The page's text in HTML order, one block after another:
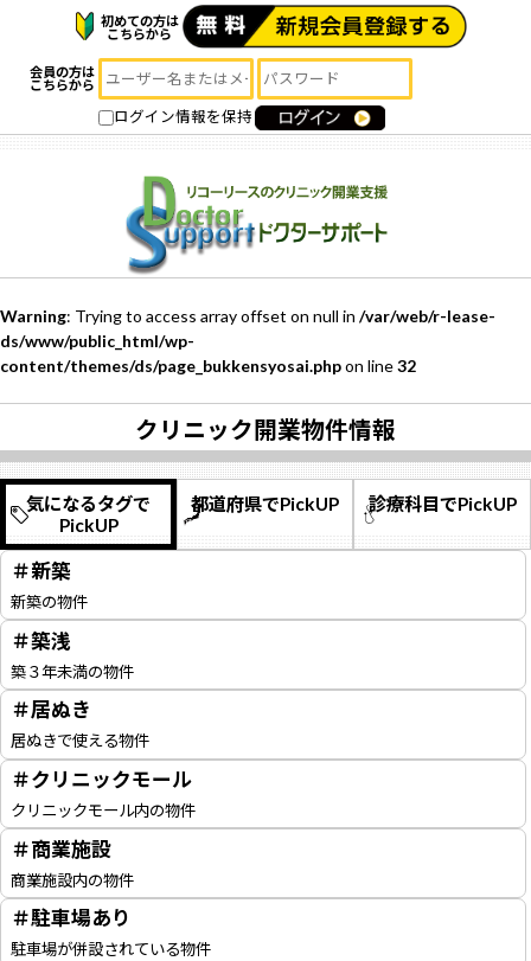
初めての方は
こちらから
会員の方は
こちらから
ログイン情報を保持
Warning: Trying to access array offset on null in /var/web/r-lease-
ds/www/public_html/wp-
content/themes/ds/page_bukkensyosai.phpon line32
クリニック開業物件情報
気になるタグで
PickUP
都道府県でPickUP 診療科目でPickUP
＃新築
新築の物件
＃築浅
築３年未満の物件
＃居ぬき
居ぬきで使える物件
＃クリニックモール
クリニックモール内の物件
＃商業施設
商業施設内の物件
＃駐車場あり
駐車場が併設されている物件